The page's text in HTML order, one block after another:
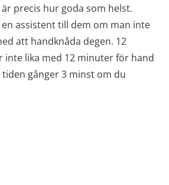
precis hur goda som helst.
assistent till dem om man inte
att handknåda degen. 12
inte lika med 12 minuter för hand
gånger 3 minst om du